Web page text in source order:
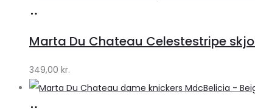
Klædeskabet.dk
Marta Du Chateau Celestestripe
349,00 kr.